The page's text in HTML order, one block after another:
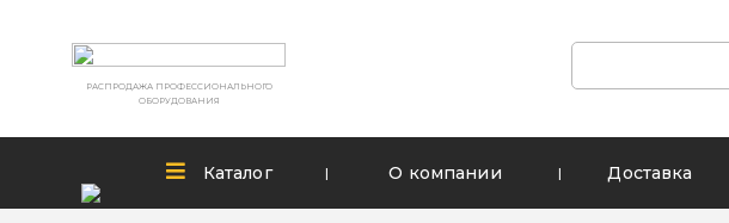
РАСПРОДАЖА ПРОФЕССИОНАЛЬНОГО
ОБОРУДОВАНИЯ
Каталог | О компании | Доставка